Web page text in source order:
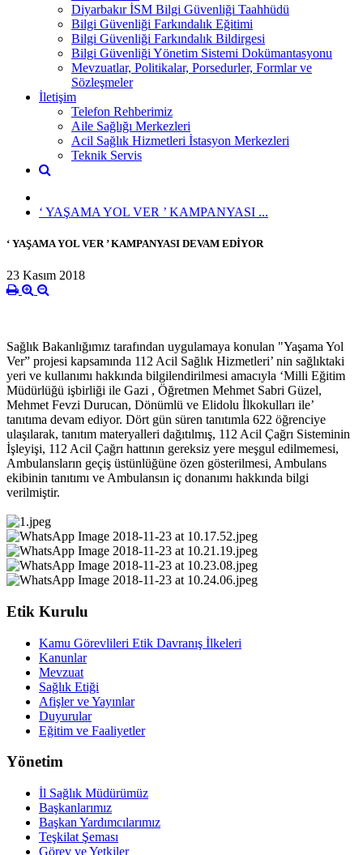
Diyarbakır İSM Bilgi Güvenliği Taahhüdü
Bilgi Güvenliği Farkındalık Eğitimi
Bilgi Güvenliği Farkındalık Bildirgesi
Bilgi Güvenliği Yönetim Sistemi Dokümantasyonu
Mevzuatlar, Politikalar, Porsedurler, Formlar ve
Sözleşmeler
İletişim
Telefon Rehberimiz
Aile Sağlığı Merkezleri
Acil Sağlık Hizmetleri İstasyon Merkezleri
Teknik Servis
‘ YAŞAMA YOL VER ’ KAMPANYASI ...
‘ YAŞAMA YOL VER ’ KAMPANYASI DEVAM EDİYOR
23 Kasım 2018
Sağlık Bakanlığımız tarafından uygulamaya konulan "Yaşama Yol
Ver” projesi kapsamında 112 Acil Sağlık Hizmetleri’ nin sağlıktaki
yeri ve kullanımı hakkında bilgilendirilmesi amacıyla ‘Milli Eğitim
Müdürlüğü işbirliği ile Gazi , Öğretmen Mehmet Sabri Güzel,
Mehmet Fevzi Durucan, Dönümlü ve Elidolu İlkokulları ile’
tanıtıma devam ediyor. Dört gün süren tanıtımla 622 öğrenciye
ulaşılarak, tanıtım materyalleri dağıtılmış, 112 Acil Çağrı Sisteminin
İşleyişi, 112 Acil Çağrı hattının gereksiz yere meşgul edilmemesi,
Ambulansların geçiş üstünlüğüne özen gösterilmesi, Ambulans
ekibinin tanıtımı ve Ambulansın iç donanımı hakkında bilgi
verilmiştir.
Etik Kurulu
Kamu Görevlileri Etik Davranış İlkeleri
Kanunlar
Mevzuat
Sağlık Etiği
Afişler ve Yayınlar
Duyurular
Eğitim ve Faaliyetler
Yönetim
İl Sağlık Müdürümüz
Başkanlarımız
Başkan Yardımcılarımız
Teşkilat Şeması
Görev ve Yetkiler